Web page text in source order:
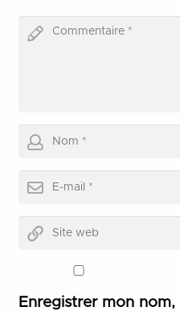
Enregistrer mon